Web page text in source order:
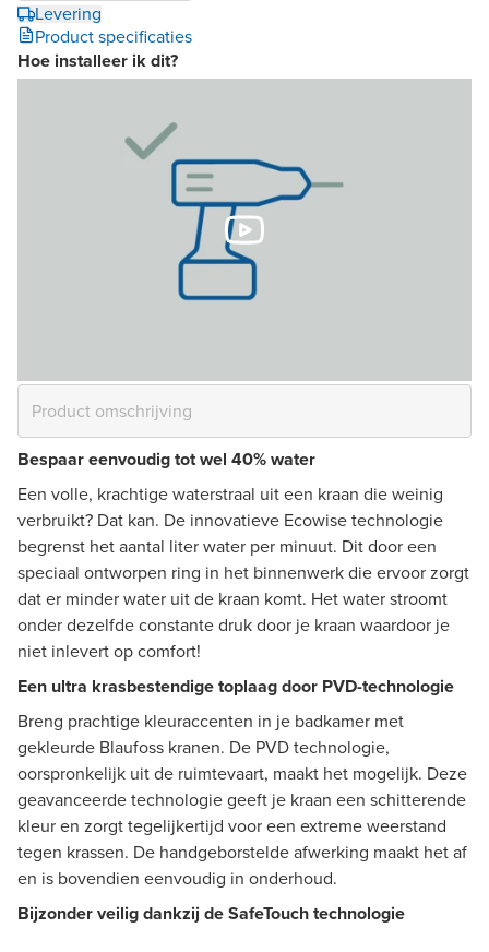
Levering
Product specificaties
Hoe installeer ik dit?
Bespaar eenvoudig tot wel 40% water
Een volle, krachtige waterstraal uit een kraan die weinig
verbruikt? Dat kan. De innovatieve Ecowise technologie
begrenst het aantal liter water per minuut. Dit door een
speciaal ontworpen ring in het binnenwerk die ervoor zorgt
dat er minder water uit de kraan komt. Het water stroomt
onder dezelfde constante druk door je kraan waardoor je
niet inlevert op comfort!
Een ultra krasbestendige toplaag door PVD-technologie
Breng prachtige kleuraccenten in je badkamer met
gekleurde Blaufoss kranen. De PVD technologie,
oorspronkelijk uit de ruimtevaart, maakt het mogelijk. Deze
geavanceerde technologie geeft je kraan een schitterende
kleur en zorgt tegelijkertijd voor een extreme weerstand
tegen krassen. De handgeborstelde afwerking maakt het af
en is bovendien eenvoudig in onderhoud.
Bijzonder veilig dankzij de SafeTouch technologie